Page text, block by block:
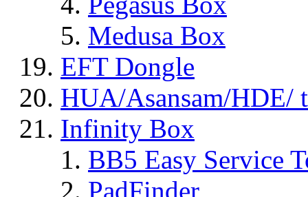
Medusa Box
EFT Dongle
HUA/Asansam/HDE/
Infinity Box
BB5 Easy Service
PadFinder